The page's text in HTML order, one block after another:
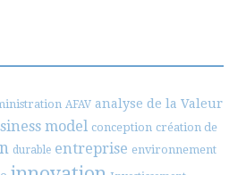
AFAV analyse de la Valeur
model conception création de
durable entreprise environnement